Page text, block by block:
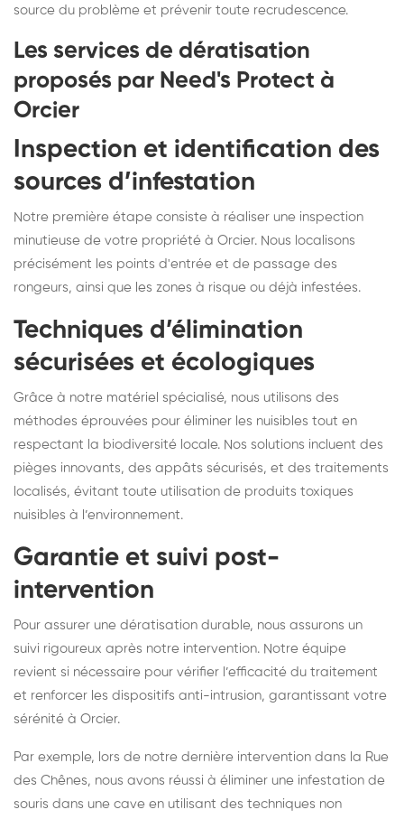
source du problème et prévenir toute recrudescence.
Les services de dératisation
proposés par Need's Protect à
Orcier
Inspection et identification des
sources d’infestation
Notre première étape consiste à réaliser une inspection
minutieuse de votre propriété à Orcier. Nous localisons
précisément les points d'entrée et de passage des
rongeurs, ainsi que les zones à risque ou déjà infestées.
Techniques d’élimination
sécurisées et écologiques
Grâce à notre matériel spécialisé, nous utilisons des
méthodes éprouvées pour éliminer les nuisibles tout en
respectant la biodiversité locale. Nos solutions incluent des
pièges innovants, des appâts sécurisés, et des traitements
localisés, évitant toute utilisation de produits toxiques
nuisibles à l’environnement.
Garantie et suivi post-
intervention
Pour assurer une dératisation durable, nous assurons un
suivi rigoureux après notre intervention. Notre équipe
revient si nécessaire pour vérifier l’efficacité du traitement
et renforcer les dispositifs anti-intrusion, garantissant votre
sérénité à Orcier.
Par exemple, lors de notre dernière intervention dans la Rue
des Chênes, nous avons réussi à éliminer une infestation de
souris dans une cave en utilisant des techniques non